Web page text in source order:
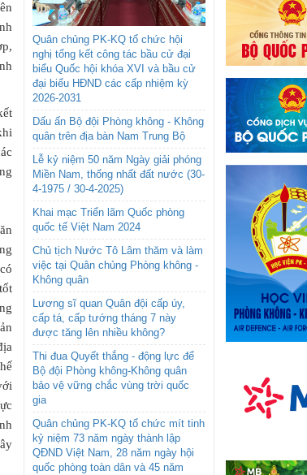
Quân chủng PK-KQ tổ chức hội
nghị tổng kết công tác bầu cử đại
biểu Quốc hội khóa XVI và bầu cử
đại biểu HĐND các cấp nhiệm kỳ
2026-2031
Dấu ấn Bộ đội Phòng không - Không
quân trên địa bàn Nam Trung Bộ
Lễ kỷ niệm 50 năm Ngày giải phóng
Miền Nam, thống nhất đất nước (30-
4-1975 / 30-4-2025)
Khai mạc Triển lãm Quốc phòng
quốc tế Việt Nam 2024
Chủ tịch Nước Tô Lâm thăm và làm
việc tại Quân chủng Phòng không -
Không quân
Lương sĩ quan Quân đội cấp úy,
cấp tá, cấp tướng tháng 7 này
được tăng lên nhiều không?
Thi đua Quyết thắng - động lực để
Bộ đội Phòng không-Không quân
bảo vệ vững chắc vùng trời quốc
gia
Quân chủng PK-KQ tổ chức mít tinh
kỷ niệm 73 năm ngày thành lập
QĐND Việt Nam, 28 năm ngày hội
quốc phòng toàn dân và 45 năm